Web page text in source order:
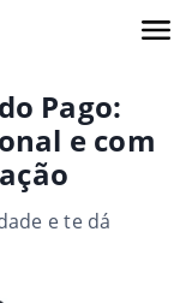
Pago:
e com
e te dá